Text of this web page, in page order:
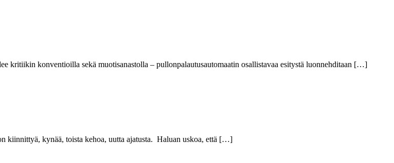
konventioilla sekä muotisanastolla – pullonpalautusautomaatin osallistavaa esitystä luonnehditaan […]
kiinnittyä, kynää, toista kehoa, uutta ajatusta. Haluan uskoa, että […]